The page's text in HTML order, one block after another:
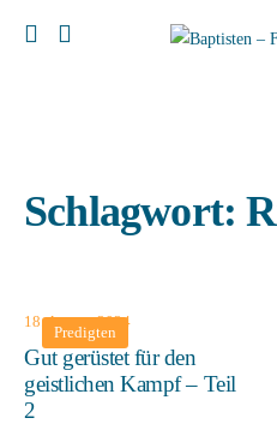
Schlagwort:
Predigten
18. August 2024
Gut gerüstet für den
geistlichen Kampf – Teil
2